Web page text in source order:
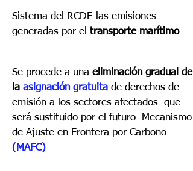
Sistema del RCDE las emisiones
generadas por el transporte marítimo
Se procede a una eliminación gradual de
la asignación gratuita de derechos de
emisión a los sectores afectados que
será sustituido por el futuro Mecanismo
de Ajuste en Frontera por Carbono
(MAFC)